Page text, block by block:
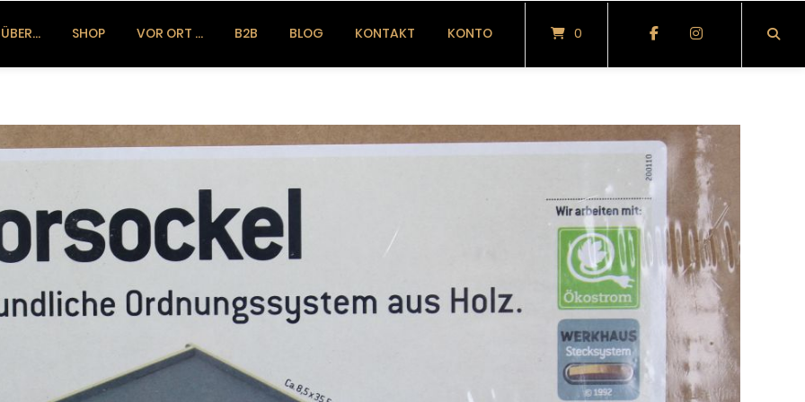
ÜBER… SHOP VOR ORT … B2B BLOG KONTAKT KONTO 0